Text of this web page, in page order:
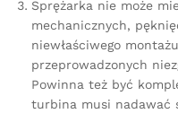
Sprężarka nie może
mechanicznych,
niewłaściwego
przeprowadzonych
Powinna też być
turbina musi nadawać